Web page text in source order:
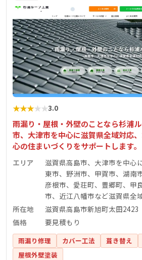
★★★★★3.0
雨漏り・屋根・外壁のことなら杉浦
市、大津市を中心に滋賀県全域対応
心の住まいづくりをサポートします。
エリア
滋賀県高島市、大津市を中心
東市、野洲市、甲賀市、湖南
彦根市、愛荘町、豊郷町、甲
市、近江八幡市など滋賀県全
所在地
滋賀県高島市新旭町太田2423
価格
要見積もり
雨漏り修理 カバー工法 葺き替え
屋根外壁塗装